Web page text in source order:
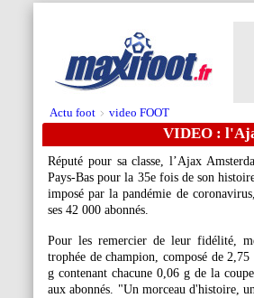
Actu foot > video FOOT
VIDEO :
Réputé pour sa classe, l’Ajax
Pays-Bas pour la 35e fois de son
imposé par la pandémie de
ses 42 000 abonnés.
Pour les remercier de leur fidélité,
trophée de champion, composé de
g contenant chacune 0,06 g de la
aux abonnés. "Un morceau d'histoire,